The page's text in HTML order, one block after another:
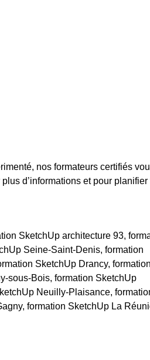
nos formateurs certifiés
d’informations et pour planifier
SketchUp architecture 93,
Seine-Saint-Denis, formation
SketchUp Drancy, formation
sous-Bois, formation SketchUp
Neuilly-Plaisance,
formation SketchUp La